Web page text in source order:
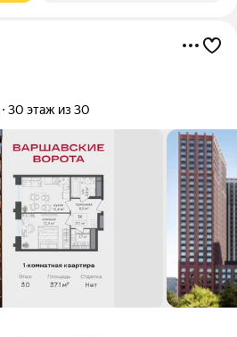
30 этаж из 30